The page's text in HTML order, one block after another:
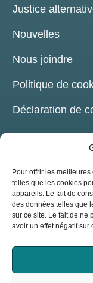
Pour offrir les
telles que les cookies
appareils. Le fait de
des données telles que
sur ce site. Le fait de ne
avoir un effet négatif sur
Justice
Nouvelles
Nous joindre
Politique de
Déclaration de
209, chemin de
(Québec) J7G